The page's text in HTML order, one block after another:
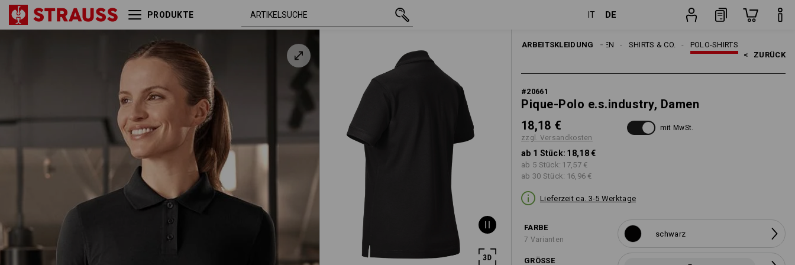
PRODUKTE IT DE
ARBEITSKLEIDUNG POLO-SHIRTS
SHIRTS & CO.
DAMEN
< ZURÜCK
#20661
Pique-Polo e.s.industry, Damen
18,18 €
zzgl. Versandkosten
mit MwSt.
ab 1 Stück: 18,18 €
ab 5 Stück: 17,57 €
ab 30 Stück: 16,96 €
Lieferzeit ca. 3-5 Werktage
FARBE
7 Varianten
schwarz
GRÖSSE
Pique-Polo e.s.industry,
schwarz S 18,18 €